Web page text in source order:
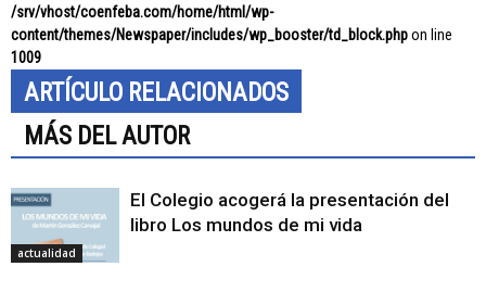
/srv/vhost/coenfeba.com/home/html/wp-
content/themes/Newspaper/includes/wp_booster/td_block.phpon line
1009
ARTÍCULO RELACIONADOS
MÁS DEL AUTOR
actualidad
El Colegio acogerá la presentación del
libro Los mundos de mi vida